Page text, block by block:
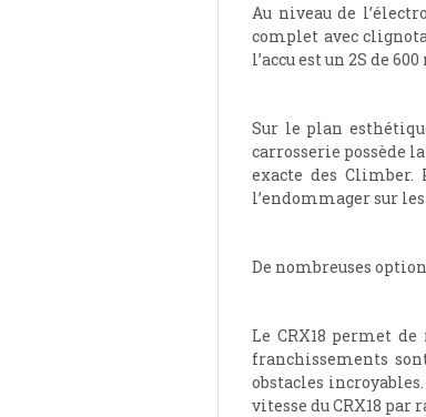
Au niveau de
complet avec
l’accu est un 2S de
Sur le plan
carrosserie possède
exacte des Climber.
l’endommager sur les
De nombreuses
Le CRX18 permet
franchissements
obstacles
vitesse du CRX18 par